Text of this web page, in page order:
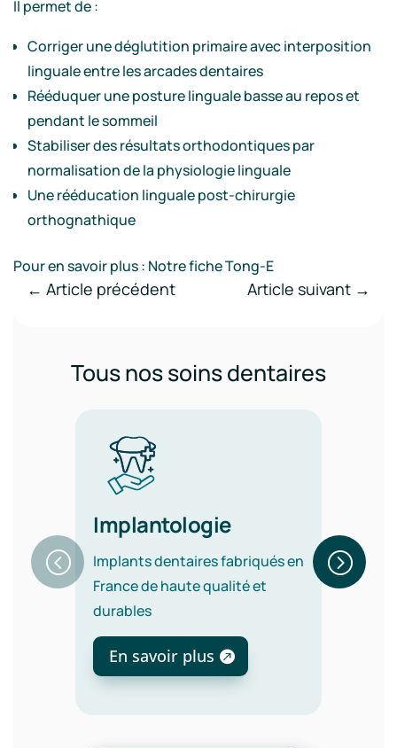
Il permet de :
Corriger une déglutition primaire avec interposition
linguale entre les arcades dentaires
Rééduquer une posture linguale basse au repos et
pendant le sommeil
Stabiliser des résultats orthodontiques par
normalisation de la physiologie linguale
Une rééducation linguale post-chirurgie
orthognathique
Pour en savoir plus : Notre fiche Tong-E
← Article précédent Article suivant →
Tous nos soins dentaires
Implantologie
Implants dentaires fabriqués en
France de haute qualité et
durables
En savoir plus